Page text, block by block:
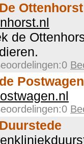
Ottenhorst
de
Postwagen